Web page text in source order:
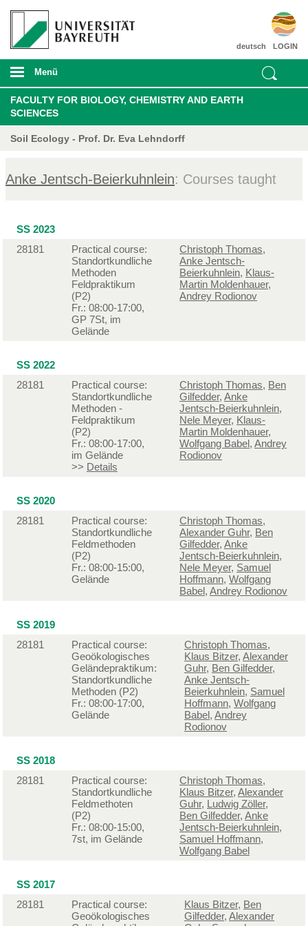
LOGIN
deutsch
Menü
FACULTY FOR BIOLOGY, CHEMISTRY AND EARTH
SCIENCES
Soil Ecology - Prof. Dr. Eva Lehndorff
Anke Jentsch-Beierkuhnlein: Courses taught
SS 2023
28181
Practical course:
Standortkundliche
Methoden
Feldpraktikum
(P2)
Fr.: 08:00-17:00,
GP 7St, im
Gelände
Christoph Thomas,
Anke Jentsch-
Beierkuhnlein, Klaus-
Martin Moldenhauer,
Andrey Rodionov
SS 2022
28181
Practical course:
Standortkundliche
Methoden -
Feldpraktikum
(P2)
Fr.: 08:00-17:00,
im Gelände
>> Details
Christoph Thomas, Ben
Gilfedder, Anke
Jentsch-Beierkuhnlein,
Nele Meyer, Klaus-
Martin Moldenhauer,
Wolfgang Babel, Andrey
Rodionov
SS 2020
28181
Practical course:
Standortkundliche
Feldmethoden
(P2)
Fr.: 08:00-15:00,
Gelände
Christoph Thomas,
Alexander Guhr, Ben
Gilfedder, Anke
Jentsch-Beierkuhnlein,
Nele Meyer, Samuel
Hoffmann, Wolfgang
Babel, Andrey Rodionov
SS 2019
28181
Practical course:
Geoökologisches
Geländepraktikum:
Standortkundliche
Methoden (P2)
Fr.: 08:00-17:00,
Gelände
Christoph Thomas,
Klaus Bitzer, Alexander
Guhr, Ben Gilfedder,
Anke Jentsch-
Beierkuhnlein, Samuel
Hoffmann, Wolfgang
Babel, Andrey
Rodionov
SS 2018
28181
Practical course:
Standortkundliche
Feldmethoten
(P2)
Fr.: 08:00-15:00,
7st, im Gelände
Christoph Thomas,
Klaus Bitzer, Alexander
Guhr, Ludwig Zöller,
Ben Gilfedder, Anke
Jentsch-Beierkuhnlein,
Samuel Hoffmann,
Wolfgang Babel
SS 2017
28181
Practical course:
Geoökologisches
Klaus Bitzer, Ben
Gilfedder, Alexander